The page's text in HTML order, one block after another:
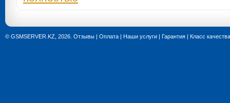
© GSMSERVER.KZ, 2026. Отзывы | Оплата | Наши услуги | Гарантия | Класс качества